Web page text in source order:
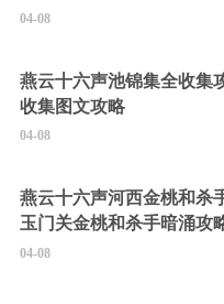
04-08
燕云十六声池锦集全收集
收集图文攻略
04-08
燕云十六声河西金桃和杀
玉门关金桃和杀手暗涌攻
04-08